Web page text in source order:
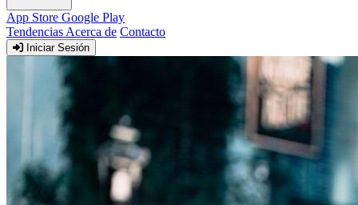
App Store Google Play
Tendencias Acerca de Contacto
Iniciar Sesión